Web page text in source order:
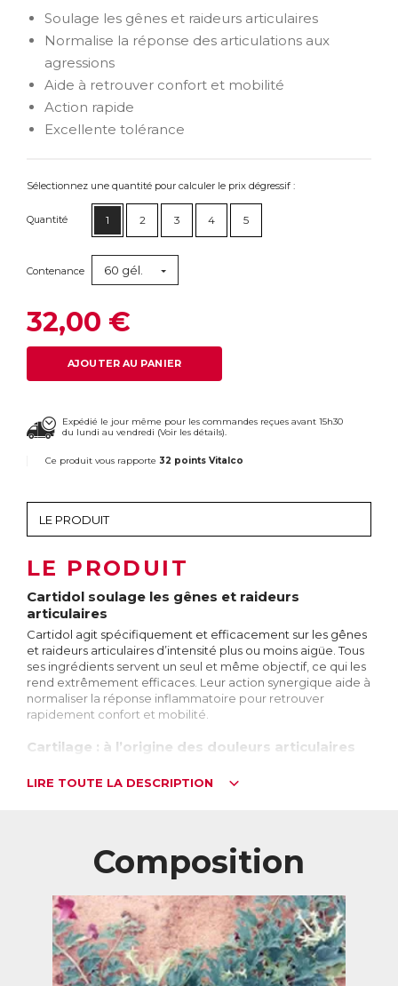
Soulage les gênes et raideurs articulaires
Normalise la réponse des articulations aux
agressions
Aide à retrouver confort et mobilité
Action rapide
Excellente tolérance
Sélectionnez une quantité pour calculer le prix dégressif :
Quantité 1 2 3 4 5
Contenance 60 gél.
32,00 €
AJOUTER AU PANIER
Expédié le jour même pour les commandes reçues avant 15h30
du lundi au vendredi (Voir les détails).
Ce produit vous rapporte 32 points Vitalco
LE PRODUIT
Cartidol soulage les gênes et raideurs
articulaires
Cartidol agit spécifiquement et efficacement sur les gênes
et raideurs articulaires d’intensité plus ou moins aigüe. Tous
ses ingrédients servent un seul et même objectif, ce qui les
rend extrêmement efficaces. Leur action synergique aide à
normaliser la réponse inflammatoire pour retrouver
rapidement confort et mobilité.
Cartilage : à l’origine des douleurs articulaires
est recouverte de cartilage qui leur permet de glisser l’un
les os au niveau de l’articulation. Avec plus de 300
articulations dans le corps humain, on comprend son
A chaque
mouvement,
les deux os
glissent l’un
contre l’autre
LIRE TOUTE LA DESCRIPTION
Composition